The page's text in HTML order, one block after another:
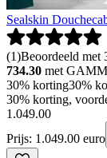
Sealskin
(1)Beoordeeld met
734.30 met
30% korting30%
30% korting,
1 .049.00
Prijs: 1.049.00 euro